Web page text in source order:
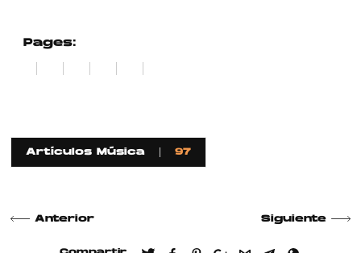
Pages:
2 3 4 5
Artículos Música 97
Anterior Siguiente